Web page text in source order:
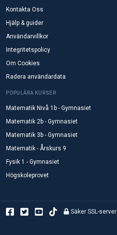
Kontakta Oss
Hjälp & guider
Användarvillkor
Integritetspolicy
Om Cookies
Radera användardata
POPULÄRA KURSER
Matematik Nivå 1b - Gymnasiet
Matematik 2b - Gymnasiet
Matematik 3b - Gymnasiet
Matematik - Årskurs 9
Fysik 1 - Gymnasiet
Högskoleprovet
Säker SSL-server